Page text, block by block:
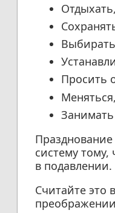
Просить
систему
в подавлении.
Считайте это